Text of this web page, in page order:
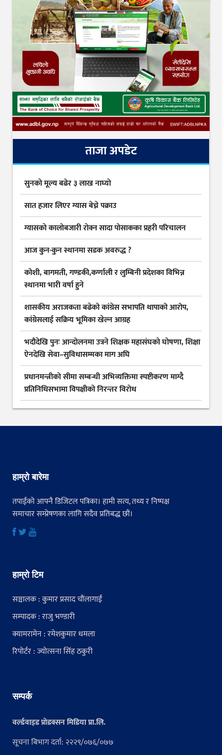
ताजा अपडेट
सुनकाे मूल्य बढेर ३ लाख नाघ्याे
सात हजार लिएर ग्यास बेच्ने पक्राउ
ग्यासकाे कालोबजारी राेक्न सादा पोसाकका प्रहरी परिचालन
आज कुन-कुन स्थानमा सडक अवरुद्ध ?
कोशी, बागमती, गण्डकी,कर्णाली र लुम्बिनी प्रदेशका विभिन्न
स्थानमा भारी वर्षा हुने
शासकीय अराजकता बढेको कांग्रेस सभापति थापाको आरोप,
कांग्रेसलाई सक्रिय भूमिका खेल्न आग्रह
भदौदेखि पुनः आन्दोलनमा उत्रने शिक्षक महासंघको घोषणा, शिक्षा
ऐनदेखि सेवा–सुविधासम्मका माग अघि
प्रधानमन्त्रीको सीमा सम्बन्धी अभिव्यक्तिमा स्पष्टीकरण माग्दै
प्रतिनिधिसभामा विपक्षीको निरन्तर विरोध
हाम्रो बारेमा
तपाईंको आफ्नै डिजिटल पत्रिका। हामी सत्य, तथ्य र निष्पक्ष
समाचार सम्प्रेषणका लागि सदैव प्रतिबद्ध छौं।
हाम्रो टिम
सञ्चालक : कुमार प्रसाद चौंलागाईं
सम्पादक : राजु भण्डारी
क्यामरामेन : रमेशकुमार धमला
रिपोर्टर : ज्योत्सना सिंह ठकुरी
सम्पर्क
वर्ल्डवाइड प्रोडक्सन मिडिया प्रा.लि.
सूचना बिभाग दर्ता: २२२९/०७६/०७७